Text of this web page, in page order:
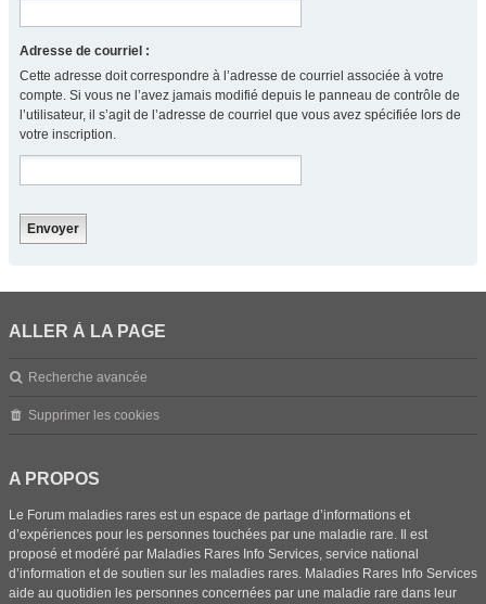
Adresse de courriel :
Cette adresse doit correspondre à l’adresse de courriel associée à votre
compte. Si vous ne l’avez jamais modifié depuis le panneau de contrôle de
l’utilisateur, il s’agit de l’adresse de courriel que vous avez spécifiée lors de
votre inscription.
ALLER À LA PAGE
Recherche avancée
Supprimer les cookies
A PROPOS
Le Forum maladies rares est un espace de partage d’informations et
d’expériences pour les personnes touchées par une maladie rare. Il est
proposé et modéré par Maladies Rares Info Services, service national
d’information et de soutien sur les maladies rares. Maladies Rares Info Services
aide au quotidien les personnes concernées par une maladie rare dans leur